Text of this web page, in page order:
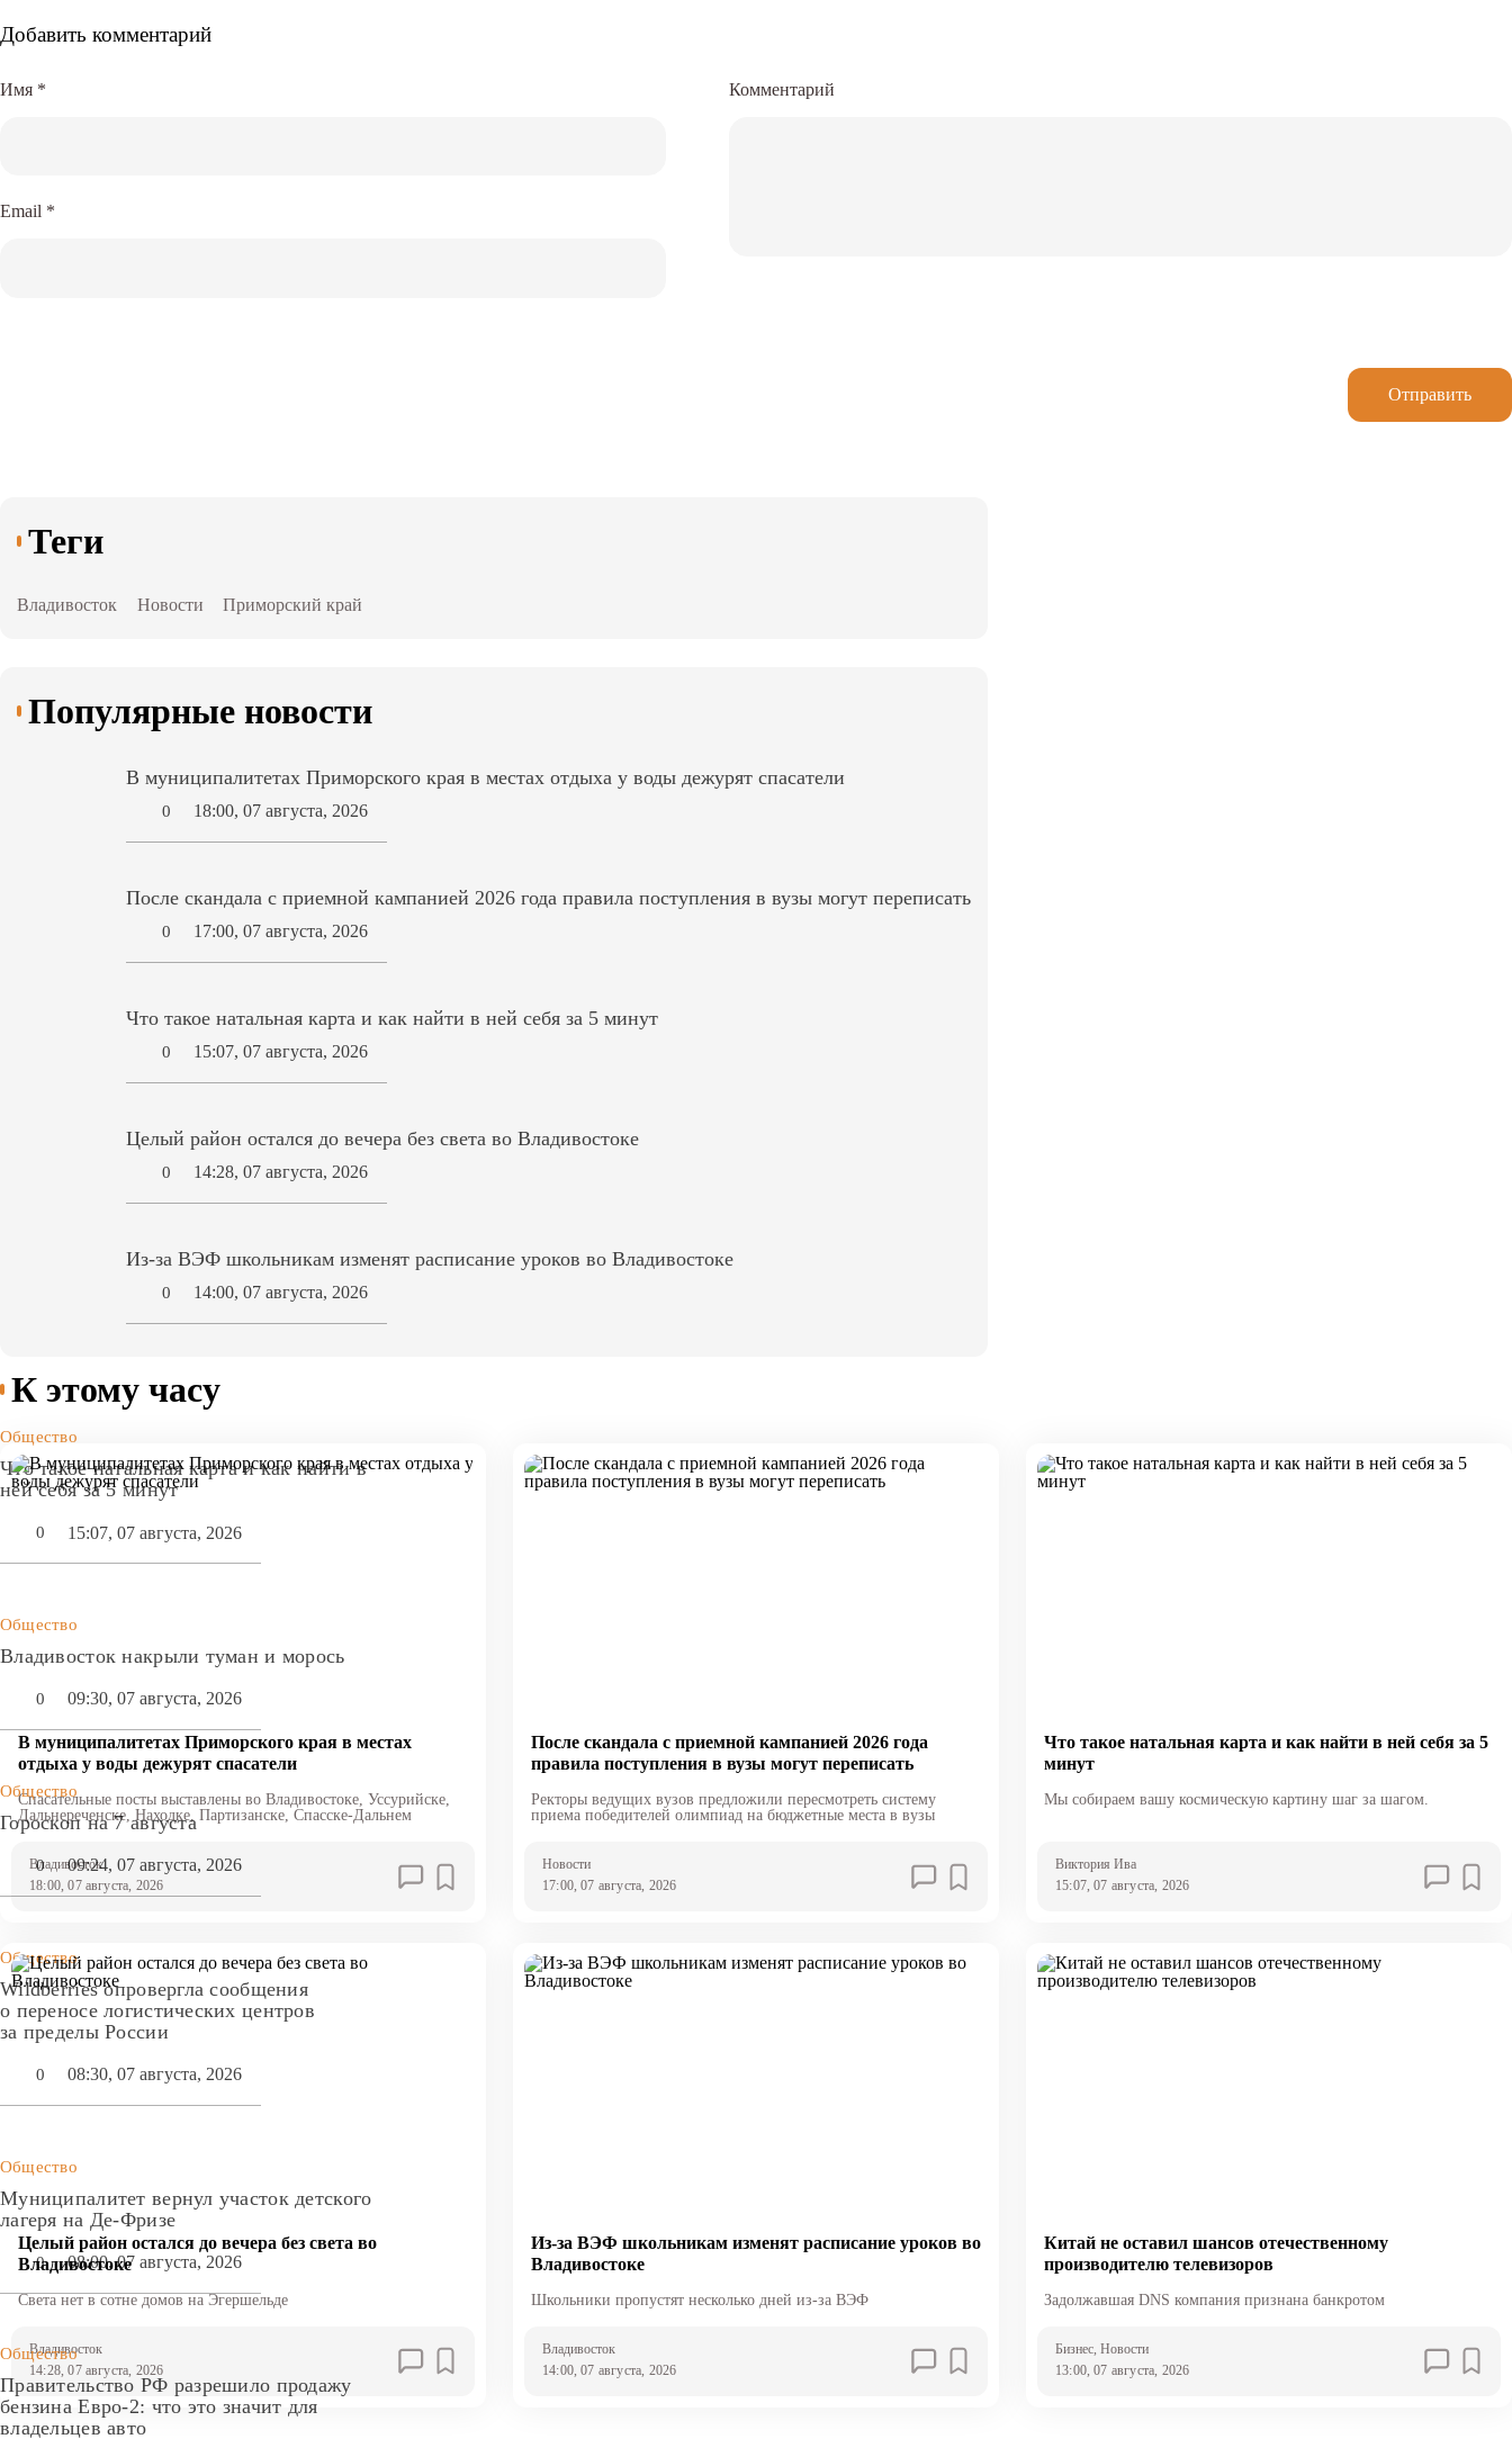
Добавить комментарий
Комментарий
Имя *
Email *
Отправить
Теги
Владивосток Новости Приморский край
Популярные новости
В муниципалитетах Приморского края в местах отдыха у воды дежурят спасатели
0 18:00, 07 августа, 2026
После скандала с приемной кампанией 2026 года правила поступления в вузы могут переписать
0 17:00, 07 августа, 2026
Что такое натальная карта и как найти в ней себя за 5 минут
0 15:07, 07 августа, 2026
Целый район остался до вечера без света во Владивостоке
0 14:28, 07 августа, 2026
Из-за ВЭФ школьникам изменят расписание уроков во Владивостоке
0 14:00, 07 августа, 2026
К этому часу
Общество
Что такое натальная карта и как найти в
ней себя за 5 минут
0 15:07, 07 августа, 2026
Общество
Владивосток накрыли туман и морось
0 09:30, 07 августа, 2026
Общество
Гороскоп на 7 августа
0 09:24, 07 августа, 2026
Общество
Wildberries опровергла сообщения
о переносе логистических центров
за пределы России
0 08:30, 07 августа, 2026
Общество
Муниципалитет вернул участок детского
лагеря на Де-Фризе
0 08:00, 07 августа, 2026
Общество
Правительство РФ разрешило продажу
бензина Евро-2: что это значит для
владельцев авто
В муниципалитетах Приморского края в местах
отдыха у воды дежурят спасатели
Спасательные посты выставлены во Владивостоке, Уссурийске,
Дальнереченске, Находке, Партизанске, Спасске-Дальнем
Владивосток
18:00, 07 августа, 2026
После скандала с приемной кампанией 2026 года
правила поступления в вузы могут переписать
Ректоры ведущих вузов предложили пересмотреть систему
приема победителей олимпиад на бюджетные места в вузы
Новости
17:00, 07 августа, 2026
Что такое натальная карта и как найти в ней себя за 5
минут
Мы собираем вашу космическую картину шаг за шагом.
Виктория Ива
15:07, 07 августа, 2026
Целый район остался до вечера без света во
Владивостоке
Света нет в сотне домов на Эгершельде
Владивосток
14:28, 07 августа, 2026
Из-за ВЭФ школьникам изменят расписание уроков во
Владивостоке
Школьники пропустят несколько дней из-за ВЭФ
Владивосток
14:00, 07 августа, 2026
Китай не оставил шансов отечественному
производителю телевизоров
Задолжавшая DNS компания признана банкротом
Бизнес, Новости
13:00, 07 августа, 2026